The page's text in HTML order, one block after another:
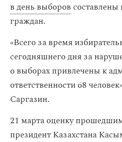
в день выборов
граждан.
«Всего за время
сегодняшнего дня за
о выборах привлечены к
ответственности 68
Саргазин.
21 марта оценку
президент Казахстана